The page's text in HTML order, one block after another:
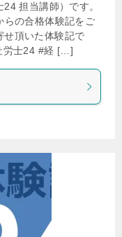
担当講師）です。
らの合格体験記をご
せ頂いた体験記で
労士24 #経 […]